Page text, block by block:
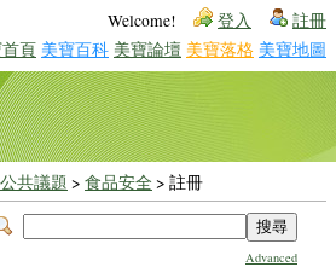
Welcome! 登入 註冊
頁 美寶百科 美寶論壇 美寶落格 美寶地圖
公共議題 > 食品安全 > 註冊
Advanced